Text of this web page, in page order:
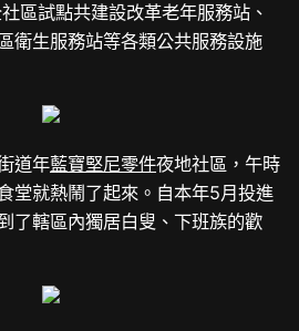
區試點共建設改革老年服務站、
衛生服務站等各類公共服務設施
道年藍寶堅尼零件夜地社區，午時
堂就熱鬧了起來。自本年5月投進
了轄區內獨居白叟、下班族的歡